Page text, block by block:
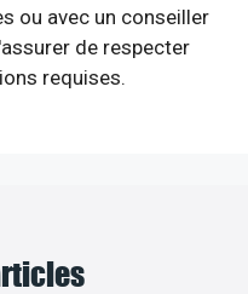
ou avec un conseiller
de respecter
requises.